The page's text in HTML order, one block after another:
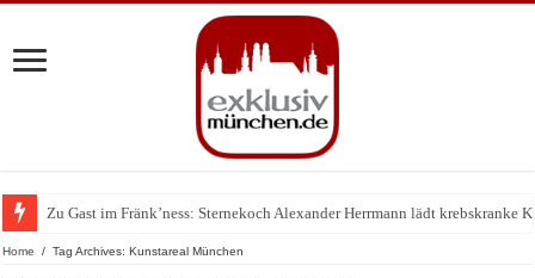
Zu Gast im Fränk’ness: Sternekoch Alexander Herrmann lädt krebskranke
Home / Tag Archives: Kunstareal München